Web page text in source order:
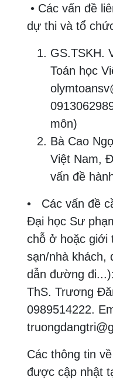
• Các vấn đề
dự thi và tổ
GS.TSKH.
Toán học
môn)
Bà Cao
Việt Nam,
vấn đề
• Các vấn đề
Đại học Sư
chỗ ở hoặc giới
sạn/nhà khách,
dẫn đường đi...):
ThS. Trương
0989514222.
Các thông tin
được cập nhật